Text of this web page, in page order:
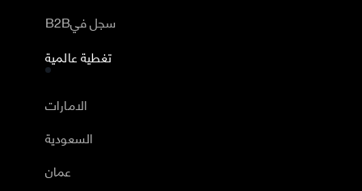
B2Bسجل في
تغطية عالمية
الامارات
السعودية
عمان